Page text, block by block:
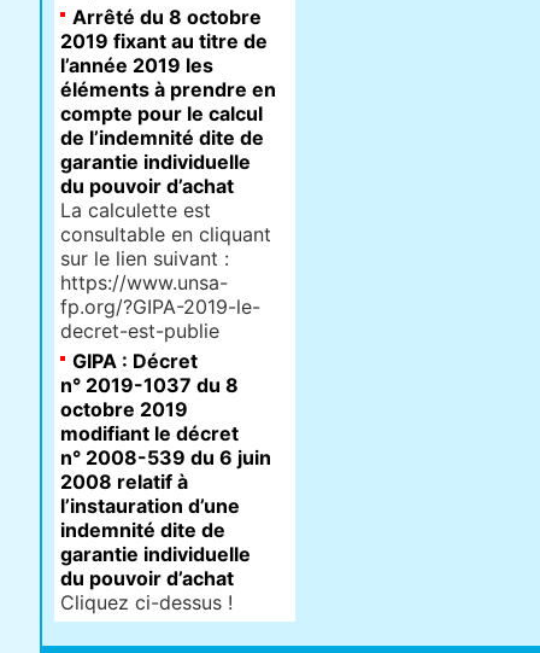
Arrêté du 8 octobre
2019 fixant au titre de
l’année 2019 les
éléments à prendre en
compte pour le calcul
de l’indemnité dite de
garantie individuelle
du pouvoir d’achat
La calculette est
consultable en cliquant
sur le lien suivant :
https://www.unsa-
fp.org/?GIPA-2019-le-
decret-est-publie
GIPA : Décret
n° 2019-1037 du 8
octobre 2019
modifiant le décret
n° 2008-539 du 6 juin
2008 relatif à
l’instauration d’une
indemnité dite de
garantie individuelle
du pouvoir d’achat
Cliquez ci-dessus !